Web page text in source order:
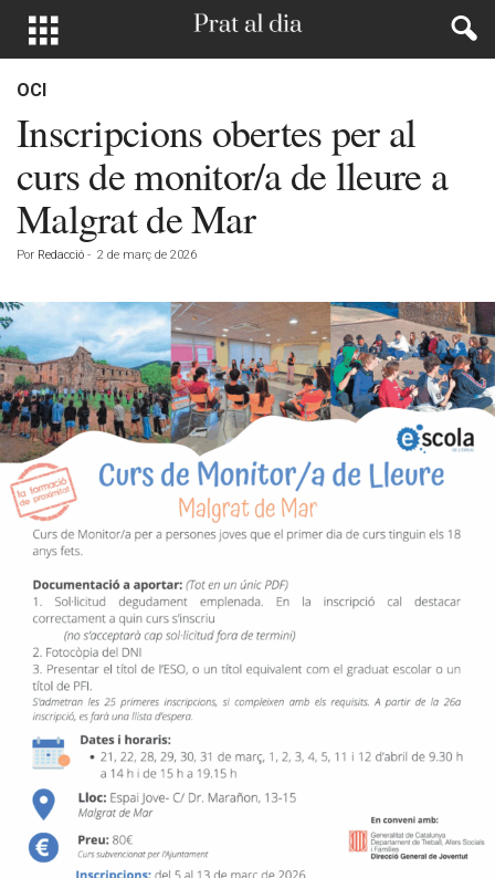
OCI
Inscripcions obertes per al
curs de monitor/a de lleure a
Malgrat de Mar
Por Redacció - 2 de març de 2026